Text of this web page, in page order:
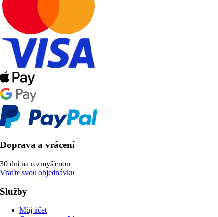
Doprava a vrácení
30 dní na rozmyšlenou
Vraťte svou objednávku
Služby
Můj účet